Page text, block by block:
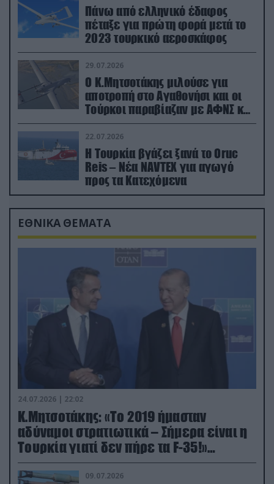
Πάνω από ελληνικό έδαφος
πέταξε για πρώτη φορά μετά το
2023 τουρκικό αεροσκάφος
29.07.2026
Ο Κ.Μητσοτάκης μιλούσε για
αποτροπή στο Αγαθονήσι και οι
Τούρκοι παραβίαζαν με ΑΦΝΣ και
drone
22.07.2026
Η Τουρκία βγάζει ξανά το Oruc
Reis – Νέα NAVTEX για αγωγό
προς τα Κατεχόμενα
ΕΘΝΙΚΑ ΘΕΜΑΤΑ
24.07.2026 | 22:02
Κ.Μητσοτάκης: «Το 2019 ήμασταν
αδύναμοι στρατιωτικά – Σήμερα είναι η
Τουρκία γιατί δεν πήρε τα F-35!»
(βίντεο)
09.07.2026